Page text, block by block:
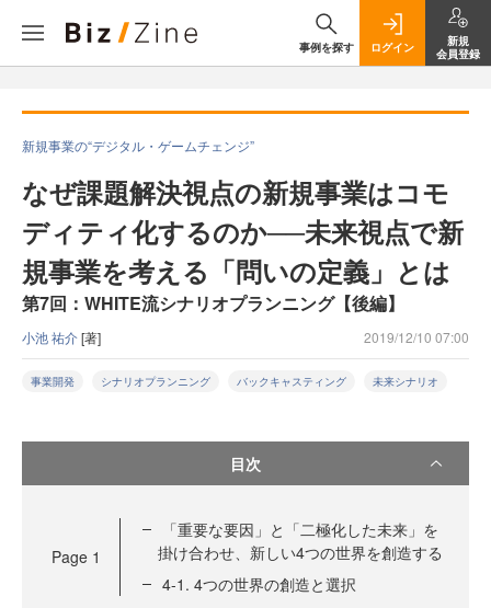
事例を探す ログイン
新規
会員登録
新規事業の“デジタル・ゲームチェンジ”
なぜ課題解決視点の新規事業はコモ
ディティ化するのか──未来視点で新
規事業を考える「問いの定義」とは
第7回：WHITE流シナリオプランニング【後編】
小池 祐介[著] 2019/12/10 07:00
事業開発 シナリオプランニング バックキャスティング 未来シナリオ
目次
Page 1
「重要な要因」と「二極化した未来」を
掛け合わせ、新しい4つの世界を創造する
4-1. 4つの世界の創造と選択